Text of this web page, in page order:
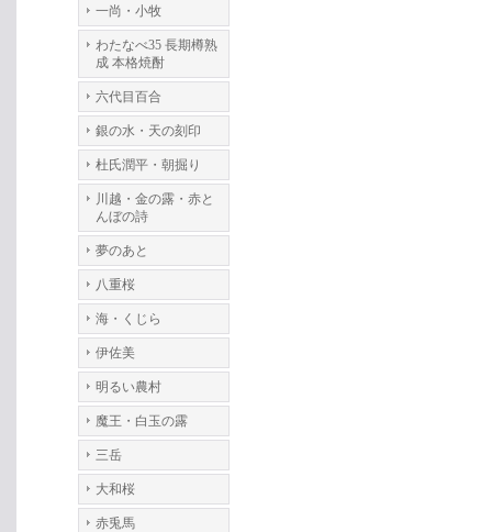
一尚・小牧
わたなべ35 長期樽熟
成 本格焼酎
六代目百合
銀の水・天の刻印
杜氏潤平・朝掘り
川越・金の露・赤と
んぼの詩
夢のあと
八重桜
海・くじら
伊佐美
明るい農村
魔王・白玉の露
三岳
大和桜
赤兎馬